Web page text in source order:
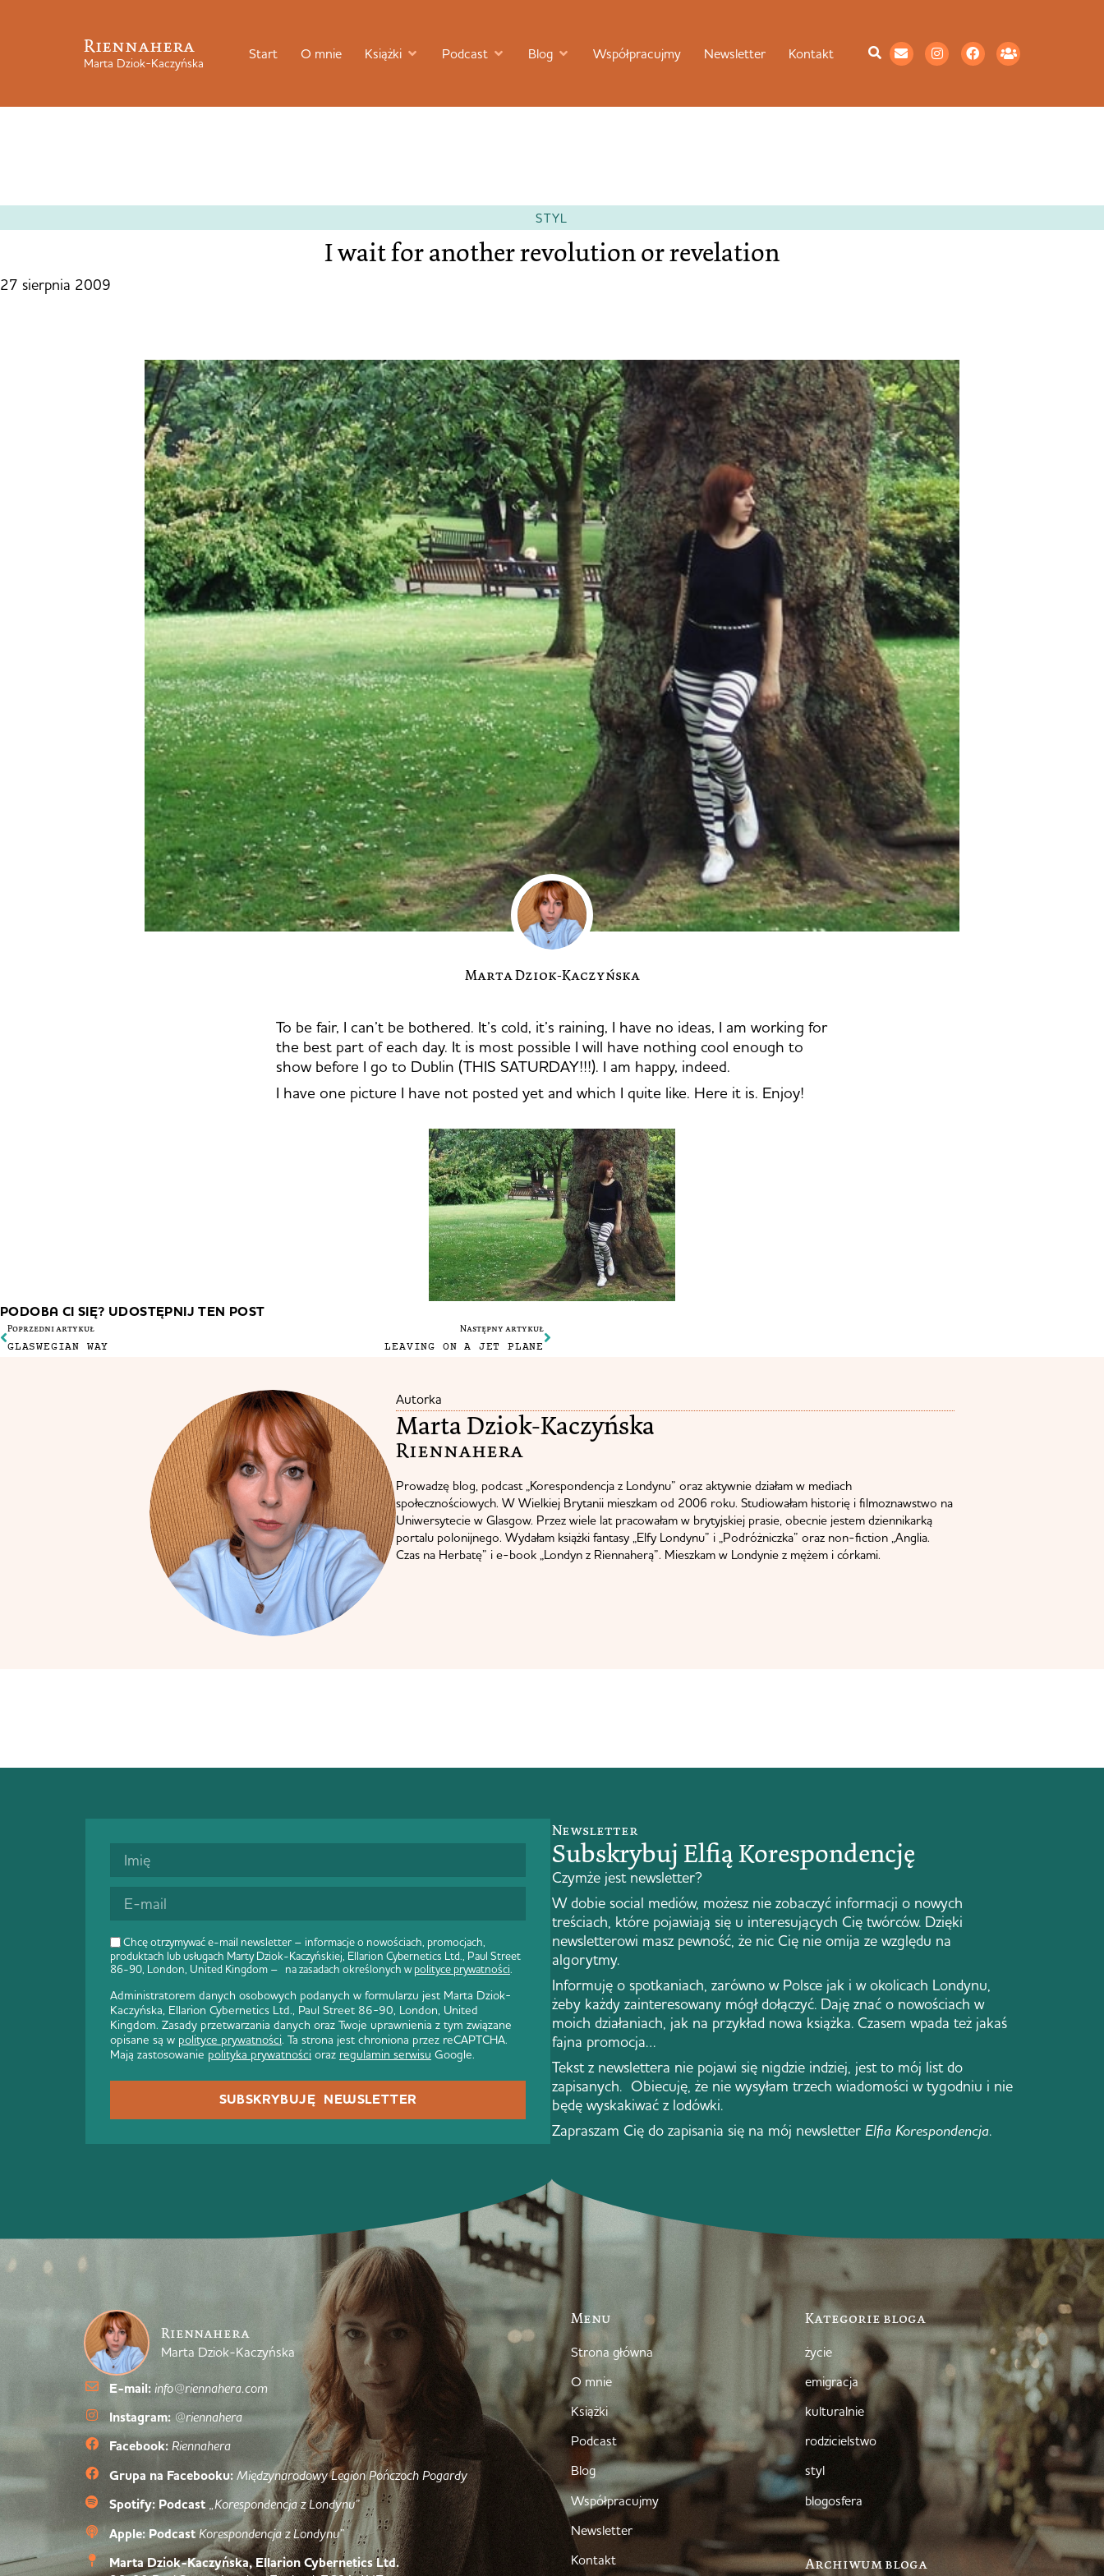
Riennahera
Marta Dziok-Kaczyńska
Start O mnie Książki Podcast Blog Współpracujmy Newsletter Kontakt
STYL
I wait for another revolution or revelation
27 sierpnia 2009
Marta Dziok-Kaczyńska
To be fair, I can’t be bothered. It’s cold, it’s raining, I have no ideas, I am working for
the best part of each day. It is most possible I will have nothing cool enough to
show before I go to Dublin (THIS SATURDAY!!!). I am happy, indeed.
I have one picture I have not posted yet and which I quite like. Here it is. Enjoy!
PODOBA CI SIĘ? UDOSTĘPNIJ TEN POST
Poprzedni artykuł
GLASWEGIAN WAY
Następny artykuł
LEAVING ON A JET PLANE
Autorka
Marta Dziok-Kaczyńska
Riennahera​
Prowadzę blog, podcast „Korespondencja z Londynu” oraz aktywnie działam w mediach
społecznościowych. W Wielkiej Brytanii mieszkam od 2006 roku. Studiowałam historię i filmoznawstwo na
Uniwersytecie w Glasgow. Przez wiele lat pracowałam w brytyjskiej prasie, obecnie jestem dziennikarką
portalu polonijnego. Wydałam książki fantasy „Elfy Londynu” i „Podróżniczka” oraz non-fiction „Anglia.
Czas na Herbatę” i e-book „Londyn z Riennaherą”. Mieszkam w Londynie z mężem i córkami.
Chcę otrzymywać e-mail newsletter – informacje o nowościach, promocjach,
produktach lub usługach Marty Dziok-Kaczyńskiej, Ellarion Cybernetics Ltd., Paul Street
86-90, London, United Kingdom – na zasadach określonych wpolityce prywatności.
Administratorem danych osobowych podanych w formularzu jest Marta Dziok-
Kaczyńska, Ellarion Cybernetics Ltd., Paul Street 86-90, London, United
Kingdom. Zasady przetwarzania danych oraz Twoje uprawnienia z tym związane
opisane są w polityce prywatności. Ta strona jest chroniona przez reCAPTCHA.
Mają zastosowanie polityka prywatności oraz regulamin serwisu Google.
SUBSKRYBUJĘ NEWSLETTER
Newsletter
Subskrybuj Elfią Korespondencję
Czymże jest newsletter?
W dobie social mediów, możesz nie zobaczyć informacji o nowych
treściach, które pojawiają się u interesujących Cię twórców. Dzięki
newsletterowi masz pewność, że nic Cię nie omija ze względu na
algorytmy.
Informuję o spotkaniach, zarówno w Polsce jak i w okolicach Londynu,
żeby każdy zainteresowany mógł dołączyć. Daję znać o nowościach w
moich działaniach, jak na przykład nowa książka. Czasem wpada też jakaś
fajna promocja…
Tekst z newslettera nie pojawi się nigdzie indziej, jest to mój list do
zapisanych. Obiecuję, że nie wysyłam trzech wiadomości w tygodniu i nie
będę wyskakiwać z lodówki.
Zapraszam Cię do zapisania się na mój newsletter Elfia Korespondencja.
Riennahera
Marta Dziok-Kaczyńska
E-mail: info@riennahera.com
Instagram: @riennahera
Facebook: Riennahera
Grupa na Facebooku: Międzynarodowy Legion Pończoch Pogardy
Spotify: Podcast „Korespondencja z Londynu”
Apple: Podcast Korespondencja z Londynu”
Marta Dziok-Kaczyńska, Ellarion Cybernetics Ltd.
Menu
Strona główna
O mnie
Książki
Podcast
Blog
Współpracujmy
Newsletter
Kontakt
Kategorie bloga
życie
emigracja
kulturalnie
rodzicielstwo
styl
blogosfera
Archiwum bloga